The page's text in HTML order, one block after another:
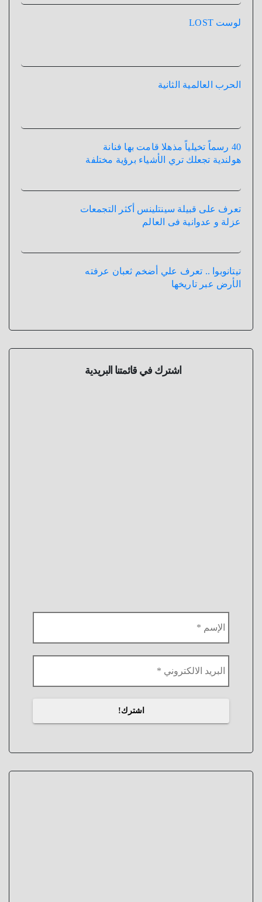
لوست LOST
الحرب العالمية الثانية
40 رسماً تخيلياً مذهلا قامت بها فنانة
هولندية تجعلك تري الأشياء برؤية مختلفة
تعرف على قبيلة سينتلينس أكثر التجمعات
عزلة و عدوانية فى العالم
تيتانوبوا .. تعرف علي أضخم ثعبان عرفته
الأرض عبر تاريخها
اشترك في قائمتنا البريدية